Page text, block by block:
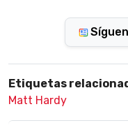
Etiquetas
Matt Hardy